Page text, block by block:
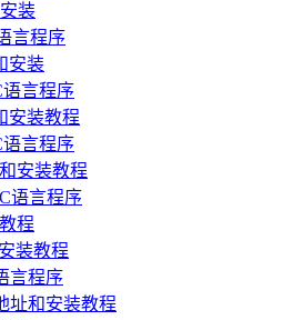
装
言程序
安装
语言程序
安装教程
语言程序
安装教程
语言程序
程
装教程
言程序
址和安装教程